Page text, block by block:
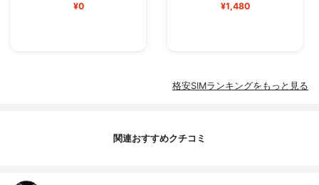
¥0 ¥1,480
格安SIMランキングをもっと見る
関連おすすめクチコミ